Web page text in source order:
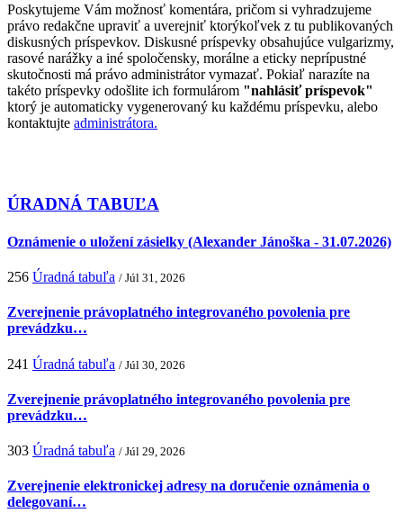
Poskytujeme Vám možnosť komentára, pričom si vyhradzujeme
právo redakčne upraviť a uverejniť ktorýkoľvek z tu publikovaných
diskusných príspevkov. Diskusné príspevky obsahujúce vulgarizmy,
rasové narážky a iné spoločensky, morálne a eticky neprípustné
skutočnosti má právo administrátor vymazať. Pokiaľ narazíte na
takéto príspevky odošlite ich formulárom "nahlásiť príspevok"
ktorý je automaticky vygenerovaný ku každému príspevku, alebo
kontaktujte administrátora.
ÚRADNÁ TABUĽA
Oznámenie o uložení zásielky (Alexander Jánoška - 31.07.2026)
256 Úradná tabuľa / Júl 31, 2026
Zverejnenie právoplatného integrovaného povolenia pre
prevádzku…
241 Úradná tabuľa / Júl 30, 2026
Zverejnenie právoplatného integrovaného povolenia pre
prevádzku…
303 Úradná tabuľa / Júl 29, 2026
Zverejnenie elektronickej adresy na doručenie oznámenia o
delegovaní…